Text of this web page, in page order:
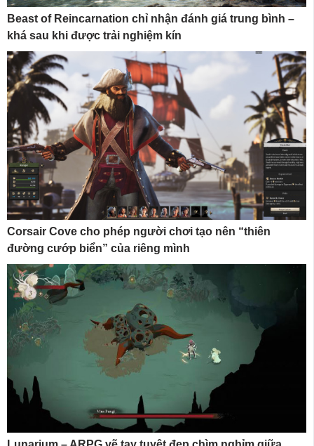
Beast of Reincarnation chỉ nhận đánh giá trung bình –
khá sau khi được trải nghiệm kín
Corsair Cove cho phép người chơi tạo nên “thiên
đường cướp biển” của riêng mình